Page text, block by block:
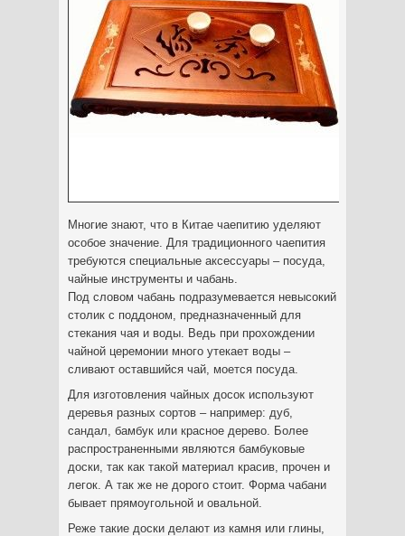
Многие знают, что в Китае чаепитию уделяют
особое значение. Для традиционного чаепития
требуются специальные аксессуары – посуда,
чайные инструменты и чабань.
Под словом чабань подразумевается невысокий
столик с поддоном, предназначенный для
стекания чая и воды. Ведь при прохождении
чайной церемонии много утекает воды –
сливают оставшийся чай, моется посуда.
Для изготовления чайных досок используют
деревья разных сортов – например: дуб,
сандал, бамбук или красное дерево. Более
распространенными являются бамбуковые
доски, так как такой материал красив, прочен и
легок. А так же не дорого стоит. Форма чабани
бывает прямоугольной и овальной.
Реже такие доски делают из камня или глины,